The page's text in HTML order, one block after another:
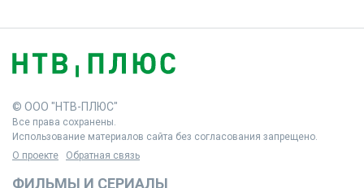
© ООО "НТВ-ПЛЮС"
Все права сохранены.
Использование материалов сайта без согласования запрещено.
О проекте
Обратная связь
ФИЛЬМЫ И СЕРИАЛЫ